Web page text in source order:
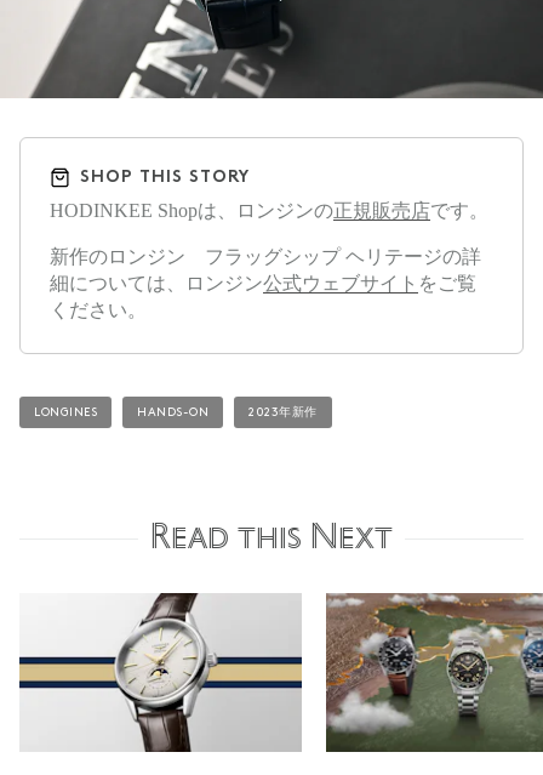
SHOP THIS STORY
HODINKEE Shopは、ロンジンの正規販売店です。
新作のロンジン フラッグシップ ヘリテージの詳
細については、ロンジン公式ウェブサイト をご覧
ください。
LONGINES HANDS-ON 2023年新作
Read this Next